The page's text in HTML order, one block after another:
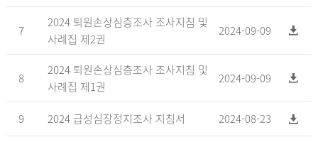
7
2024 퇴원손상심층조사 조사지침 및
사례집 제2권
2024-09-09
8
2024 퇴원손상심층조사 조사지침 및
사례집 제1권
2024-09-09
9 2024 급성심장정지조사 지침서 2024-08-23